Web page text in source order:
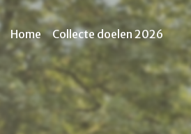
Home Collecte doelen 2026